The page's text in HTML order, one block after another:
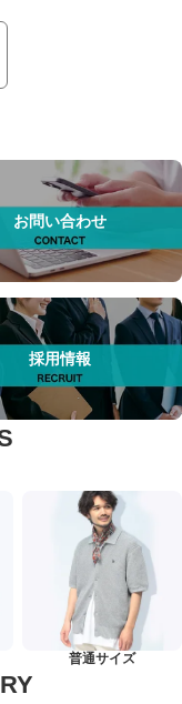
お問い合わせ
採用情報
普通サイズ